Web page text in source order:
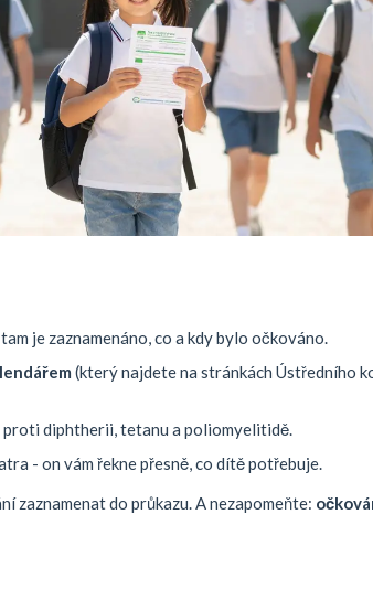
je zaznamenáno, co a kdy bylo očkováno.
(který najdete na stránkách Ústředního
diphtherii, tetanu a poliomyelitidě.
- on vám řekne přesně, co dítě potřebuje.
zaznamenat do průkazu. A nezapomeňte: